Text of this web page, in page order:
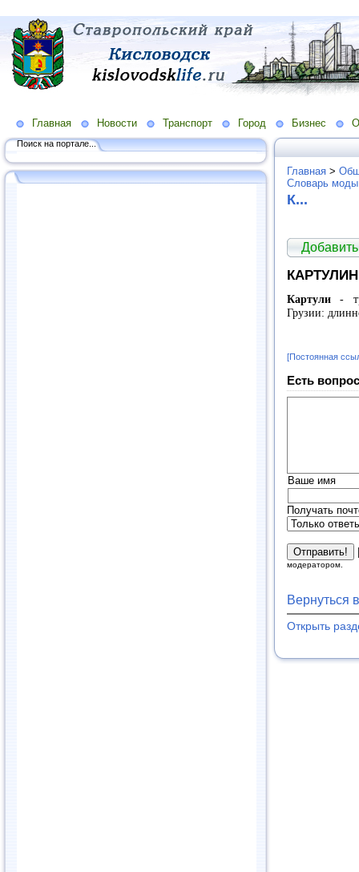
Главная Новости Транспорт Город Бизнес
Поиск на портале...
Главная >
Словарь
К...
КАРТУЛИН
Картули-
Грузии:
[Постоянная
Есть
Ваше имя
Получать
модератором.
Вернуться
Открыть